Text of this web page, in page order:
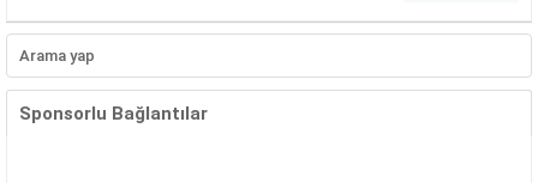
Sponsorlu Bağlantılar